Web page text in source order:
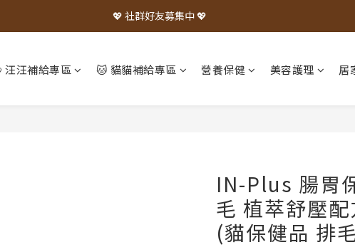
💖 社群好友募集中 💖
汪汪補給專區 🐱 貓貓補給專區 營養保健 美容護理 居
IN-Plus 腸胃
毛 植萃舒壓
(貓保健品 排